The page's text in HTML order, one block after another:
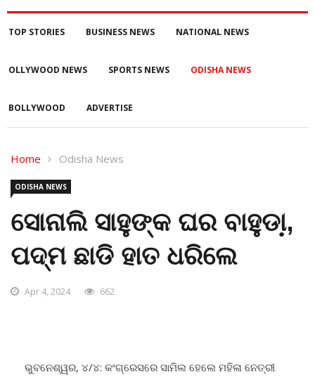
TOP STORIES BUSINESS NEWS NATIONAL NEWS
OLLYWOOD NEWS SPORTS NEWS ODISHA NEWS
BOLLYWOOD ADVERTISE
Home Odisha News
ODISHA NEWS
ସୋନାଲି ସାହୁଙ୍କ ଘର ବାହୁଡା଼,
ପଦ୍ମ ଛାଡି ହାତ ଧରିଲେ
Apr 4, 2024 662
ଭୁବନେଶ୍ୱର, ୪/୪: କଂଗ୍ରେସରେ ସାମିଲ ହେଲେ ମହିଳା ନେତ୍ରୀ